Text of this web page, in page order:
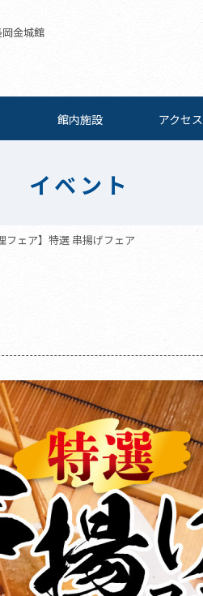
岡金城館
館内施設 アクセス
イベント
フェア】特選 串揚げフェア